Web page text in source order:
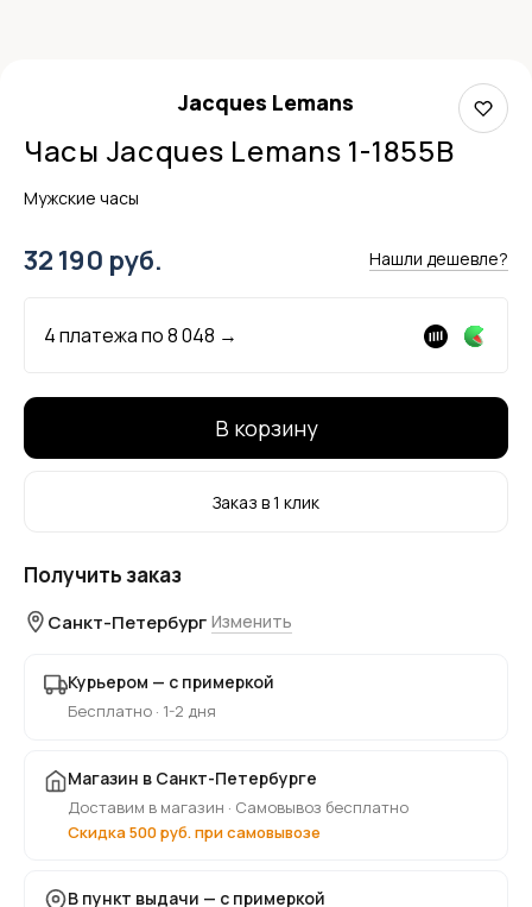
Jacques Lemans
Часы Jacques Lemans 1-1855B
Мужские часы
32 190 руб. Нашли дешевле?
4 платежа по8 048 →
В корзину
Заказ в 1 клик
Получить заказ
Санкт-Петербург Изменить
Курьером — с примеркой
Бесплатно · 1-2 дня
Магазин в Санкт-Петербурге
Доставим в магазин · Самовывоз бесплатно
Скидка 500 руб. при самовывозе
В пункт выдачи — с примеркой